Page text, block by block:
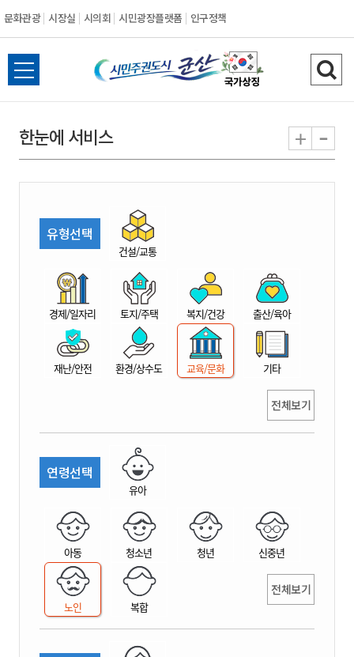
문화관광 시장실 시의회 시민광장플랫폼 인구정책
시
민
권
시
산
전
체
뉴
열
검
색
기
한눈에 서비스 + -
유형선택
건설/교통
경제/일자리 토지/주택 복지/건강 출산/육아
재난/안전 환경/상수도 교육/문화 기타
전체보기
연령선택
유아
아동 청소년 청년 신중년
노인 복합
전체보기